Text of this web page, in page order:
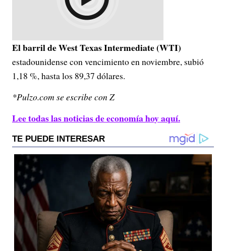
El barril de West Texas Intermediate (WTI)
estadounidense con vencimiento en noviembre, subió
1,18 %, hasta los 89,37 dólares.
*Pulzo.com se escribe con Z
Lee todas las noticias de economía hoy aquí.